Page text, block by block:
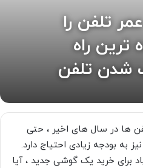
تلفن را
ترین راه
شدن تلفن
ها در سال های اخیر ، حتی
به بودجه زیادی احتیاج دارد.
برای خرید یک گوشی جدید ، آیا